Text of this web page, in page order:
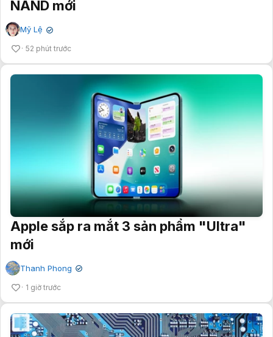
NAND mới
Mỹ Lệ ✔
52 phút trước
Apple sắp ra mắt 3 sản phẩm "Ultra"
mới
Thanh Phong ✔
1 giờ trước